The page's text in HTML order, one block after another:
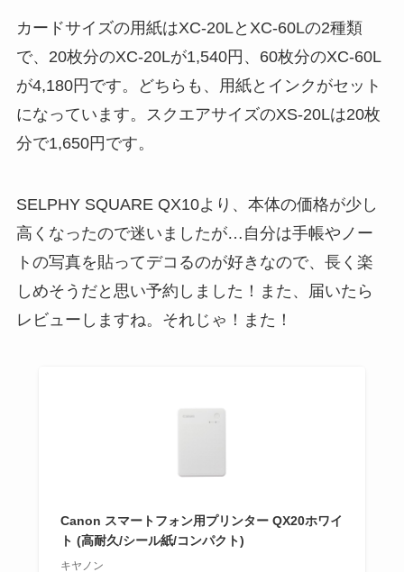
カードサイズの用紙はXC-20LとXC-60Lの2種類
で、20枚分のXC-20Lが1,540円、60枚分のXC-60L
が4,180円です。どちらも、用紙とインクがセット
になっています。スクエアサイズのXS-20Lは20枚
分で1,650円です。
SELPHY SQUARE QX10より、本体の価格が少し
高くなったので迷いましたが…自分は手帳やノー
トの写真を貼ってデコるのが好きなので、長く楽
しめそうだと思い予約しました！また、届いたら
レビューしますね。それじゃ！また！
Canon スマートフォン用プリンター QX20ホワイ
ト (高耐久/シール紙/コンパクト)
キヤノン